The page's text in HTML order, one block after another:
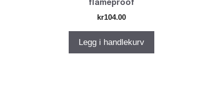
flameproof
kr104.00
Legg i handlekurv